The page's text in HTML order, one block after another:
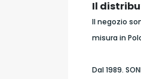
Il
Il negozio
misura in
Dal 1989.